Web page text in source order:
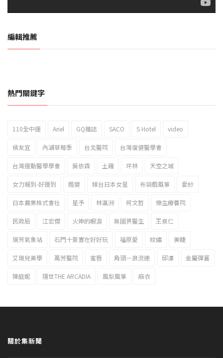
編輯推薦
2023新北市北海岸國際風箏節「風在石起」霸氣回歸
熱門關鍵字
110全中運 Ariel GQ雜誌 SACO S Hotel video
侯友宜 內湖草莓季 台北醫院 台灣復健醫學會
台灣運動醫學學會 吳依霖 土雞 坪林 天空之城
女力報到-好運到 婚變 嫁台日本女星 布袋戲風箏 愛紗
日本農業株式會社 星予 林瀛洲 柯文哲 樂生療養院
民政局 江宏傑 火神的眼淚 無國界醫生 王泉仁
瑞芳氣象站 石門十景實在好好玩 福原愛 紋繡 美睫
艾瑞兒美學 萬芳醫院 蜜唇 角頭－浪流連 邱澤 金屬彈簧
陳庭妮 隱世THE ARCADIA 風梨風箏 麻衣
關於集新聞